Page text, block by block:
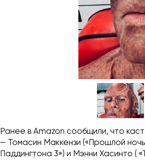
Ранее в Amazon сообщили, что
— Томасин Маккензи («Прошлой
Паддингтона 3») и Мэнни Хасинто (